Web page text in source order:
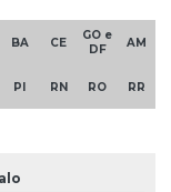
BA CE
GO e
DF
AM
PI RN RO RR